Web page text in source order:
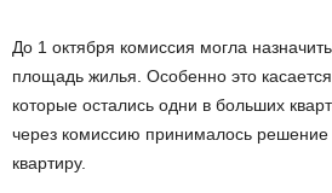
До 1 октября комиссия могла
площадь жилья. Особенно это
которые остались одни в больших
через комиссию принималось решение
квартиру.